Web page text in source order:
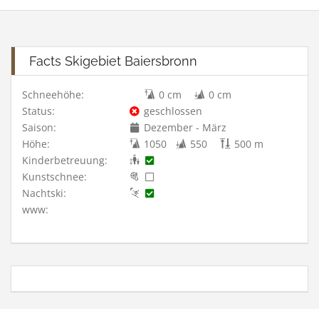
Facts Skigebiet Baiersbronn
Schneehöhe: 0 cm
0 cm
Status:
geschlossen
Saison:
Dezember - März
Höhe:
1050 550
500 m
Kinderbetreuung:
Kunstschnee:
Nachtski:
www: